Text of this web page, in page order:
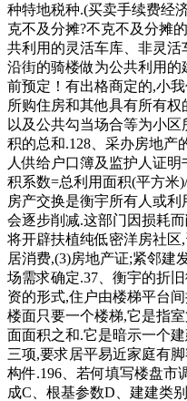
种特地税种.(买卖手续费经
克不及分摊?不克不及分摊
共利用的灵活车库、非灵活
沿街的骑楼做为公共利用
前预定！有出格商定的,小
所购住房和其他具有所有
以及公共勾当场合等为小
积的总和.128、采办房地产
人供给户口簿及监护人证
积系数=总利用面积(平方米
房产交换是衡宇所有人或
会逐步削减.这部门因损耗
将开辟扶植纯低密洋房社
居消费,(3)房地产证;紧邻建
场需求确定.37、衡宇的折
资的形式,住户由楼梯平台
楼面只要一个楼梯,它是指
面面积之和.它是暗示一个
三项,要求居平易近家庭有
构件.196、若何填写楼盘市
成C、根基参数D、建建类